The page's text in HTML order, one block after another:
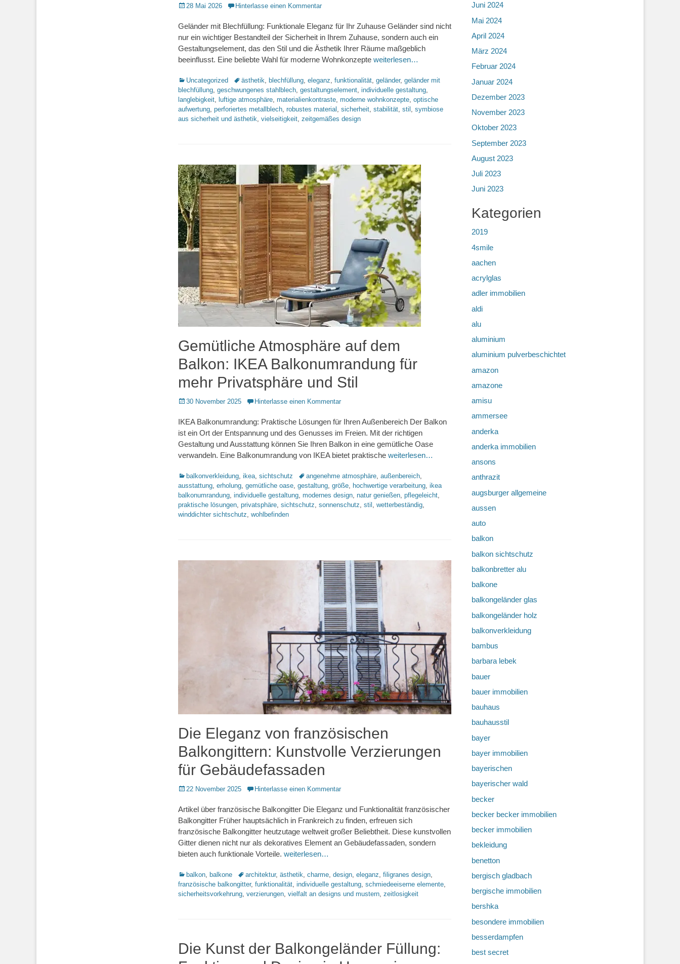
Posted
28 Mai 2026 Hinterlasse einen Kommentar
Geländer mit Blechfüllung: Funktionale Eleganz für Ihr Zuhause Geländer sind nicht
nur ein wichtiger Bestandteil der Sicherheit in Ihrem Zuhause, sondern auch ein
Gestaltungselement, das den Stil und die Ästhetik Ihrer Räume maßgeblich
beeinflusst. Eine beliebte Wahl für moderne Wohnkonzepte weiterlesen…
Kategorien
Uncategorized Schlagworte
ästhetik blechfüllung eleganz funktionalität geländer, geländer mit
blechfüllung geschwungenes stahlblech gestaltungselement individuelle gestaltung
langlebigkeit
luftige atmosphäre materialienkontraste moderne wohnkonzepte optische
aufwertung perforiertes metallblech robustes material sicherheit stabilität stil
symbiose
aus sicherheit und ästhetik vielseitigkeit zeitgemäßes design
Gemütliche Atmosphäre auf dem
Balkon: IKEA Balkonumrandung für
mehr Privatsphäre und Stil
Posted
30 November 2025 Hinterlasse einen Kommentar
IKEA Balkonumrandung: Praktische Lösungen für Ihren Außenbereich Der Balkon
ist ein Ort der Entspannung und des Genusses im Freien. Mit der richtigen
Gestaltung und Ausstattung können Sie Ihren Balkon in eine gemütliche Oase
verwandeln. Eine Balkonumrandung von IKEA bietet praktische weiterlesen…
Kategorien
balkonverkleidung ikea sichtschutz Schlagworte
angenehme atmosphäre außenbereich
ausstattung erholung gemütliche oase gestaltung größe hochwertige verarbeitung ikea
balkonumrandung individuelle gestaltung modernes design natur genießen pflegeleicht
praktische lösungen privatsphäre sichtschutz sonnenschutz stil wetterbeständig
winddichter sichtschutz wohlbefinden
Die Eleganz von französischen
Balkongittern: Kunstvolle Verzierungen
für Gebäudefassaden
Posted
22 November 2025 Hinterlasse einen Kommentar
Artikel über französische Balkongitter Die Eleganz und Funktionalität französischer
Balkongitter Früher hauptsächlich in Frankreich zu finden, erfreuen sich
französische Balkongitter heutzutage weltweit großer Beliebtheit. Diese kunstvollen
Gitter dienen nicht nur als dekoratives Element an Gebäudefassaden, sondern
bieten auch funktionale Vorteile. weiterlesen…
Kategorien
balkon balkone Schlagworte
architektur, ästhetik charme design eleganz filigranes design
französische balkongitter, funktionalität individuelle gestaltung schmiedeeiserne elemente
sicherheitsvorkehrung verzierungen vielfalt an designs und mustern zeitlosigkeit
Die Kunst der Balkongeländer Füllung:
Juni 2024
Mai 2024
April 2024
März 2024
Februar 2024
Januar 2024
Dezember 2023
November 2023
Oktober 2023
September 2023
August 2023
Juli 2023
Juni 2023
Kategorien
2019
4smile
aachen
acrylglas
adler immobilien
aldi
alu
aluminium
aluminium pulverbeschichtet
amazon
amazone
amisu
ammersee
anderka
anderka immobilien
ansons
anthrazit
augsburger allgemeine
aussen
auto
balkon
balkon sichtschutz
balkonbretter alu
balkone
balkongeländer glas
balkongeländer holz
balkonverkleidung
bambus
barbara lebek
bauer
bauer immobilien
bauhaus
bauhausstil
bayer
bayer immobilien
bayerischen
bayerischer wald
becker
becker becker immobilien
becker immobilien
bekleidung
benetton
bergisch gladbach
bergische immobilien
bershka
besondere immobilien
besserdampfen
best secret